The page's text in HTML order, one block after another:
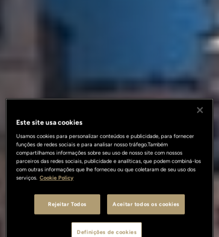
Este site usa cookies
Usamos cookies para personalizar conteúdos e publicidade, para fornecer
funções de redes sociais e para analisar nosso tráfego.Também
compartilhamos informações sobre seu uso de nosso site com nossos
parceiros das redes sociais, publicidade e analíticas, que podem combiná-los
com outras informações que lhe forneceu ou que coletaram de seu uso dos
serviços. Cookie Policy
Rejeitar Todos Aceitar todos os cookies
Definições de cookies